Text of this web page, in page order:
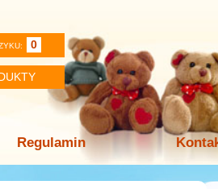
0
Regulamin